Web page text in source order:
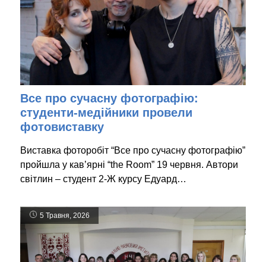
Все про сучасну фотографію:
студенти-медійники провели
фотовиставку
Виставка фоторобіт “Все про сучасну фотографію”
пройшла у кав’ярні “the Room” 19 червня. Автори
світлин – студент 2-Ж курсу Едуард…
5 Травня, 2026